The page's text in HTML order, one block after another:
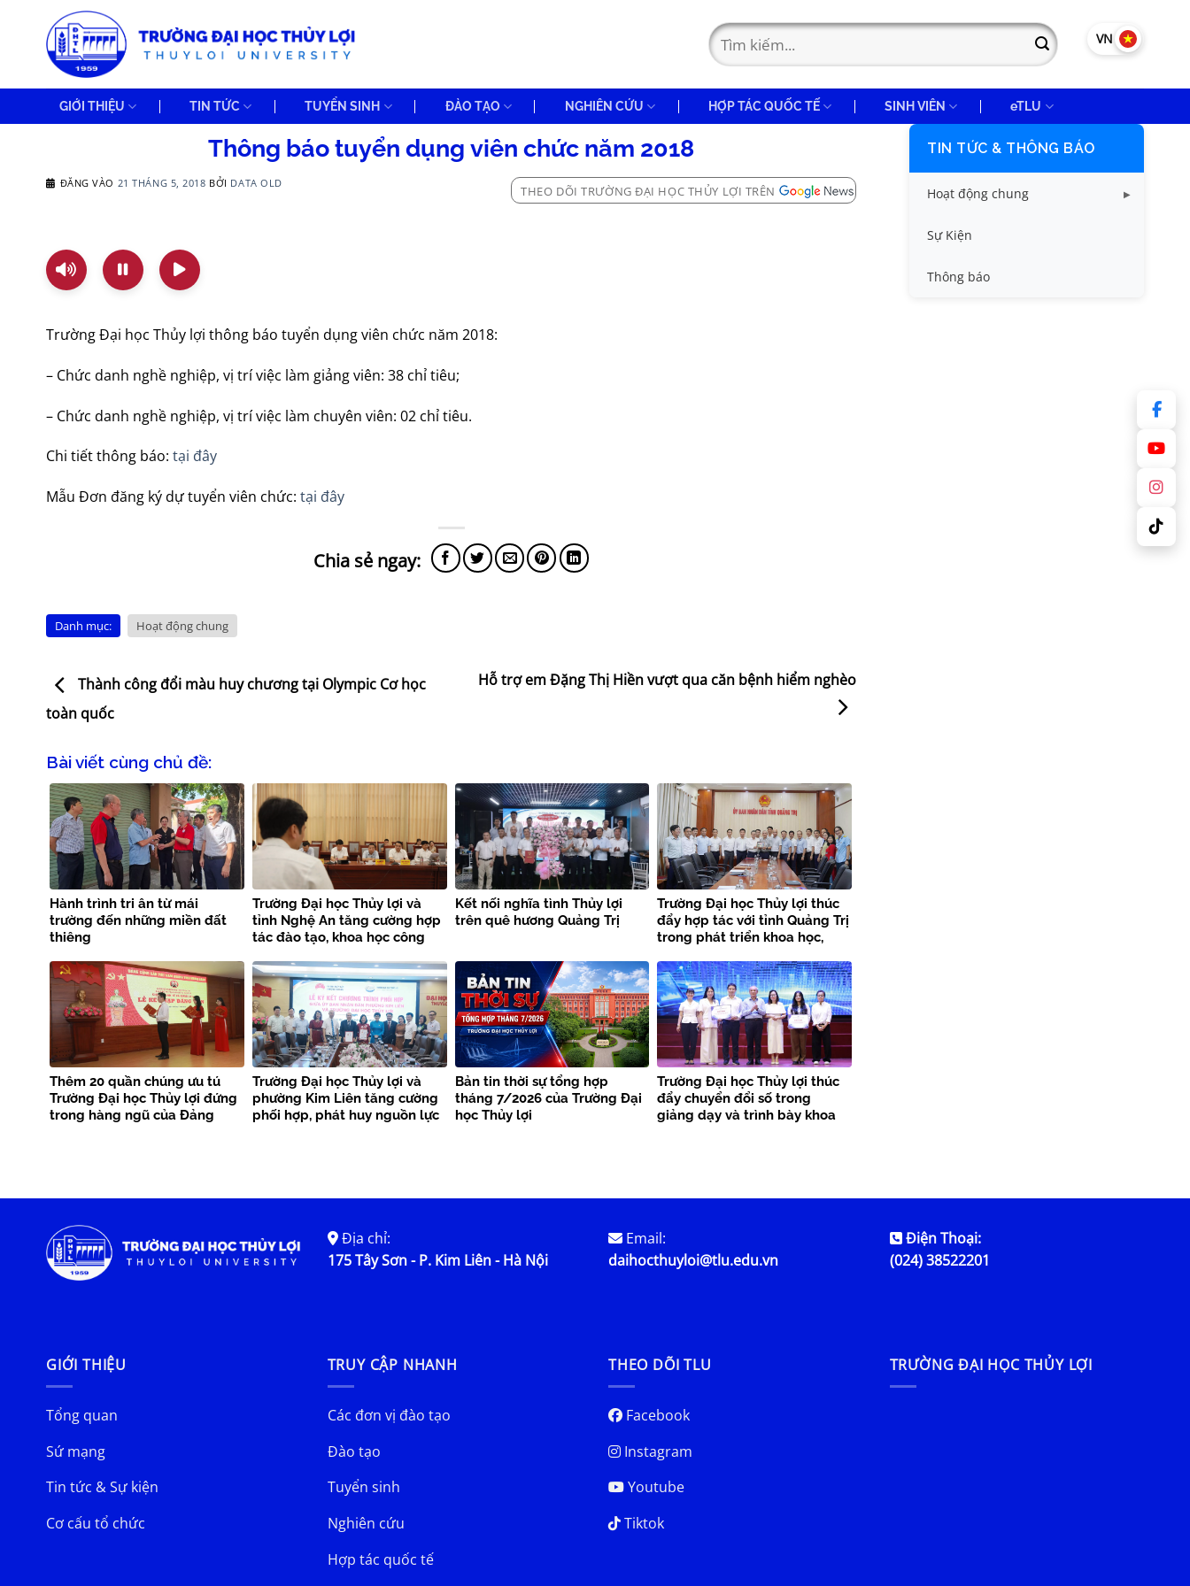
VN EN
GIỚI THIỆU TIN TỨC TUYỂN SINH ĐÀO TẠO NGHIÊN CỨU HỢP TÁC QUỐC TẾ SINH VIÊN eTLU
Thông báo tuyển dụng viên chức năm 2018
ĐĂNG VÀO 21 THÁNG 5, 2018 BỞI DATA OLD
THEO DÕI TRƯỜNG ĐẠI HỌC THỦY LỢI TRÊN
Trường Đại học Thủy lợi thông báo tuyển dụng viên chức năm 2018:
– Chức danh nghề nghiệp, vị trí việc làm giảng viên: 38 chỉ tiêu;
– Chức danh nghề nghiệp, vị trí việc làm chuyên viên: 02 chỉ tiêu.
Chi tiết thông báo: tại đây
Mẫu Đơn đăng ký dự tuyển viên chức: tại đây
Danh mục: Hoạt động chung
Thành công đổi màu huy chương tại Olympic Cơ học
toàn quốc
Hỗ trợ em Đặng Thị Hiền vượt qua căn bệnh hiểm nghèo
Bài viết cùng chủ đề:
Hành trình tri ân từ mái
trường đến những miền đất
thiêng
Trường Đại học Thủy lợi và
tỉnh Nghệ An tăng cường hợp
tác đào tạo, khoa học công
tai
Kết nối nghĩa tình Thủy lợi
trên quê hương Quảng Trị
Trường Đại học Thủy lợi thúc
đẩy hợp tác với tỉnh Quảng Trị
trong phát triển khoa học,
Thêm 20 quần chúng ưu tú
Trường Đại học Thủy lợi đứng
trong hàng ngũ của Đảng
Trường Đại học Thủy lợi và
phường Kim Liên tăng cường
phối hợp, phát huy nguồn lực
Bản tin thời sự tổng hợp
tháng 7/2026 của Trường Đại
học Thủy lợi
Trường Đại học Thủy lợi thúc
đẩy chuyển đổi số trong
giảng dạy và trình bày khoa
TIN TỨC & THÔNG BÁO
Hoạt động chung
Tin công tác sinh viên
Tin đào tạo
Sự Kiện
Thông báo
Địa chỉ:
175 Tây Sơn - P. Kim Liên - Hà Nội
Email:
daihocthuyloi@tlu.edu.vn
Điện Thoại:
(024) 38522201
GIỚI THIỆU
Tổng quan
Sứ mạng
Tin tức & Sự kiện
Cơ cấu tổ chức
TRUY CẬP NHANH
Các đơn vị đào tạo
Đào tạo
Tuyển sinh
Nghiên cứu
Hợp tác quốc tế
THEO DÕI TLU
Facebook
Instagram
Youtube
Tiktok
TRƯỜNG ĐẠI HỌC THỦY LỢI